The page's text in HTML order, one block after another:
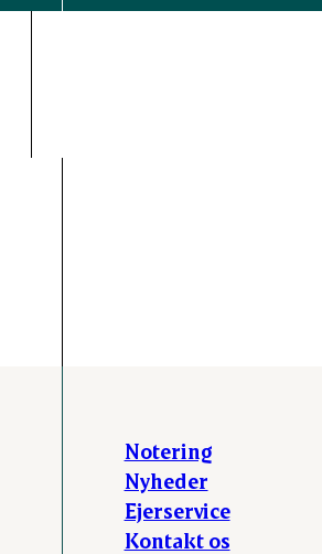
Notering
Nyheder
Ejerservice
Kontakt os